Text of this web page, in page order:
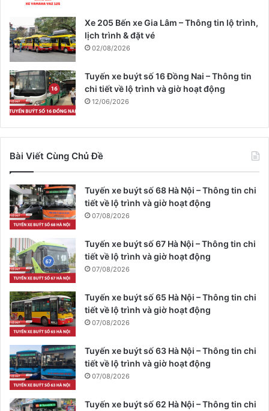
Xe 205 Bến xe Gia Lâm – Thông tin lộ trình,
lịch trình & đặt vé
02/08/2026
Tuyến xe buýt số 16 Đồng Nai – Thông tin
chi tiết về lộ trình và giờ hoạt động
12/06/2026
Bài Viết Cùng Chủ Đề
Tuyến xe buýt số 68 Hà Nội – Thông tin chi
tiết về lộ trình và giờ hoạt động
07/08/2026
Tuyến xe buýt số 67 Hà Nội – Thông tin chi
tiết về lộ trình và giờ hoạt động
07/08/2026
Tuyến xe buýt số 65 Hà Nội – Thông tin chi
tiết về lộ trình và giờ hoạt động
07/08/2026
Tuyến xe buýt số 63 Hà Nội – Thông tin chi
tiết về lộ trình và giờ hoạt động
07/08/2026
Tuyến xe buýt số 62 Hà Nội – Thông tin chi